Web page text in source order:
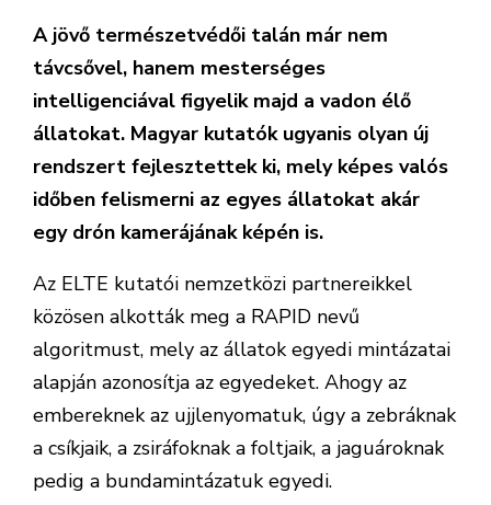
A jövő természetvédői talán már nem
távcsővel, hanem mesterséges
intelligenciával figyelik majd a vadon élő
állatokat. Magyar kutatók ugyanis olyan új
rendszert fejlesztettek ki, mely képes valós
időben felismerni az egyes állatokat akár
egy drón kamerájának képén is.
Az ELTE kutatói nemzetközi partnereikkel
közösen alkották meg a RAPID nevű
algoritmust, mely az állatok egyedi mintázatai
alapján azonosítja az egyedeket. Ahogy az
embereknek az ujjlenyomatuk, úgy a zebráknak
a csíkjaik, a zsiráfoknak a foltjaik, a jaguároknak
pedig a bundamintázatuk egyedi.